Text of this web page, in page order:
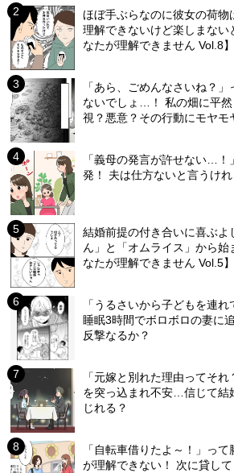
ほぼ手ぶらなのに彼女の荷物
理解できないけど楽しまない
なたが理解できません Vol.8】
「あら、ごめんなさいね？
ないでしょ…！ 私の畑に平
視？悪意？その行動にモヤモ
「義母の発言が許せない…！
発！ 夫は仕方ないと言うけ
結婚前提の付き合いに喜ぶ
ん」と「オムライス」から始
なたが理解できません Vol.5】
「うるさいから子どもを連
睡眠3時間でボロボロの妻に
反撃なるか？
「元嫁と別れた理由ってそ
を突っ込まれ不安…信じて結
じれる？
「自転車借りたよ～！」っ
が理解できない！ 次に貸し